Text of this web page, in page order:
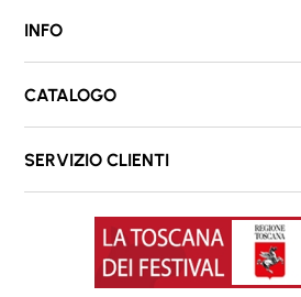
INFO
CATALOGO
SERVIZIO CLIENTI